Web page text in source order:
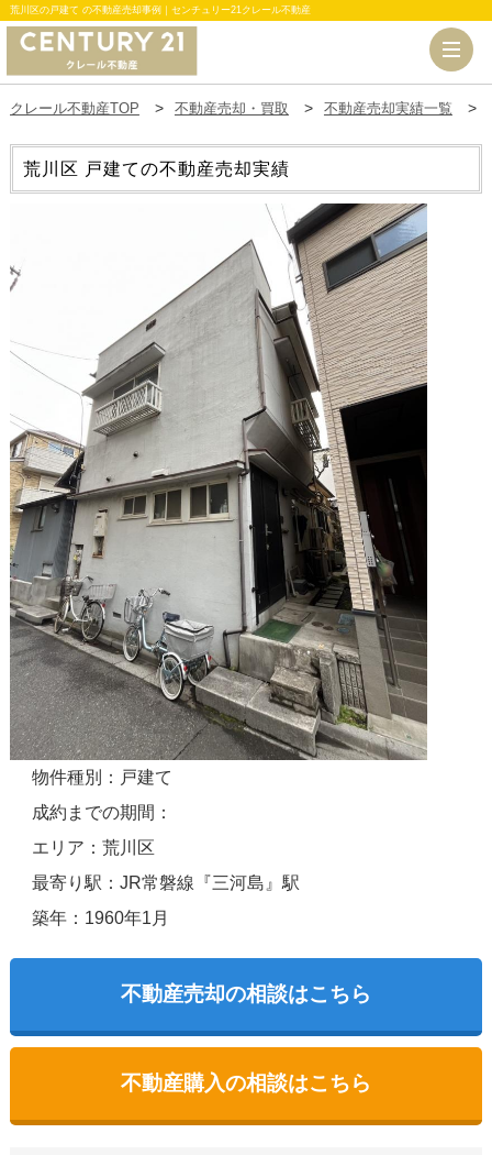
荒川区の戸建て の不動産売却事例｜センチュリー21クレール不動産
クレール不動産TOP 不動産売却・買取 不動産売却実績一覧
荒川区 戸建ての不動産売却実績
物件種別：戸建て
成約までの期間：
エリア：荒川区
最寄り駅：JR常磐線『三河島』駅
築年：1960年1月
不動産売却の相談はこちら
不動産購入の相談はこちら